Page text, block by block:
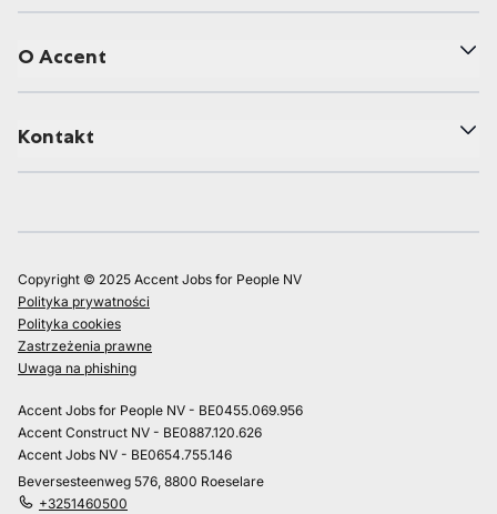
O Accent
Kontakt
Copyright © 2025 Accent Jobs for People NV
Polityka prywatności
Polityka cookies
Zastrzeżenia prawne
Uwaga na phishing
Accent Jobs for People NV - BE0455.069.956
Accent Construct NV - BE0887.120.626
Accent Jobs NV - BE0654.755.146
Beversesteenweg 576, 8800 Roeselare
+3251460500